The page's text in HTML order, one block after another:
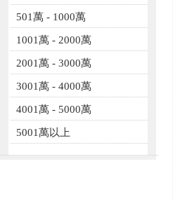
501萬 - 1000萬
1001萬 - 2000萬
2001萬 - 3000萬
3001萬 - 4000萬
4001萬 - 5000萬
5001萬以上